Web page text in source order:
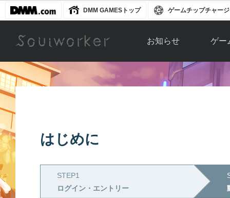
DMM GAMESトップ ゲームチップチャージ
お知らせ
お知らせ一覧
ゲー
ソウ
はじめに
STEP1
ログイン・エントリー